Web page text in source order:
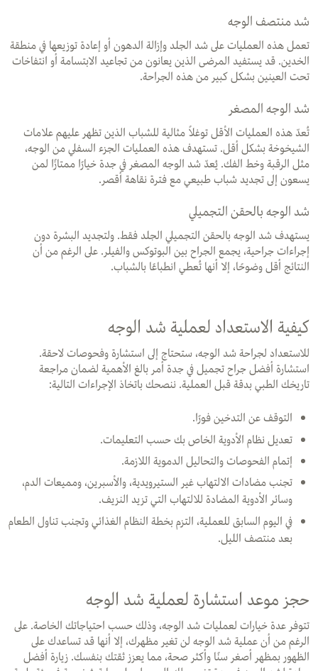
شد منتصف الوجه
تعمل هذه العمليات على شد الجلد وإزالة الدهون أو إعادة توزيعها في منطقة
الخدين. قد يستفيد المرضى الذين يعانون من تجاعيد الابتسامة أو انتفاخات
تحت العينين بشكل كبير من هذه الجراحة.
شد الوجه المصغر
تُعدّ هذه العمليات الأقل توغلاً مثالية للشباب الذين تظهر عليهم علامات
الشيخوخة بشكل أقل. تستهدف هذه العمليات الجزء السفلي من الوجه،
مثل الرقبة وخط الفك. يُعدّ شد الوجه المصغر في جدة خيارًا ممتازًا لمن
يسعون إلى تجديد شباب طبيعي مع فترة نقاهة أقصر.
شد الوجه بالحقن التجميلي
يستهدف شد الوجه بالحقن التجميلي الجلد فقط. ولتجديد البشرة دون
إجراءات جراحية، يجمع الجراح بين البوتوكس والفيلر. على الرغم من أن
النتائج أقل وضوحًا، إلا أنها تُعطي انطباعًا بالشباب.
كيفية الاستعداد لعملية شد الوجه
للاستعداد لجراحة شد الوجه، ستحتاج إلى استشارة وفحوصات لاحقة.
استشارة أفضل جراح تجميل في جدة أمر بالغ الأهمية لضمان مراجعة
تاريخك الطبي بدقة قبل العملية. ننصحك باتخاذ الإجراءات التالية:
التوقف عن التدخين فورًا.
تعديل نظام الأدوية الخاص بك حسب التعليمات.
إتمام الفحوصات والتحاليل الدموية اللازمة.
تجنب مضادات الالتهاب غير الستيرويدية، والأسبرين، ومميعات الدم،
وسائر الأدوية المضادة للالتهاب التي تزيد النزيف.
في اليوم السابق للعملية، التزم بخطة النظام الغذائي وتجنب تناول الطعام
بعد منتصف الليل.
حجز موعد استشارة لعملية شد الوجه
تتوفر عدة خيارات لعمليات شد الوجه، وذلك حسب احتياجاتك الخاصة. على
الرغم من أن عملية شد الوجه لن تغير مظهرك، إلا أنها قد تساعدك على
الظهور بمظهر أصغر سنًا وأكثر صحة، مما يعزز ثقتك بنفسك. زيارة أفضل